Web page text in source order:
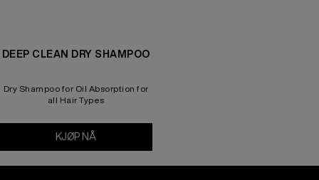
DEEP CLEAN DRY SHAMPOO
Dry Shampoo for Oil Absorption for
all Hair Types
KJØP NÅ